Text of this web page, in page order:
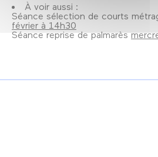
À voir aussi :
Séance sélection de courts
février à 14h30
Séance reprise de palmarès